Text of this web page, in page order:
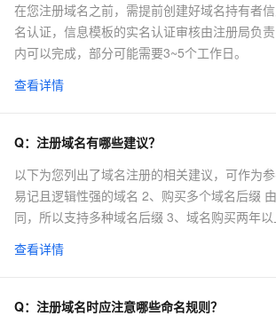
在您注册域名之前，需提前创建好域名持有者
名认证，信息模板的实名认证审核由注册局负
内可以完成，部分可能需要3~5个工作日。
查看详情
Q： 注册域名有哪些建议？
以下为您列出了域名注册的相关建议，可作为
易记且逻辑性强的域名 2、购买多个域名后缀
同，所以支持多种域名后缀 3、域名购买两年
查看详情
Q： 注册域名时应注意哪些命名规则？